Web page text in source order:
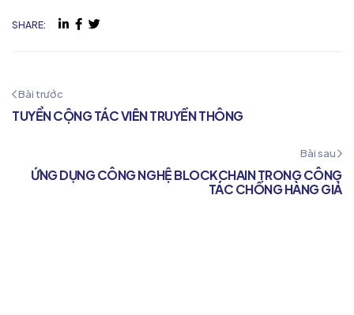
SHARE:
Bài trước
TUYỂN CỘNG TÁC VIÊN TRUYỀN THÔNG
Bài sau
ỨNG DỤNG CÔNG NGHỆ BLOCKCHAIN TRONG CÔNG
TÁC CHỐNG HÀNG GIẢ